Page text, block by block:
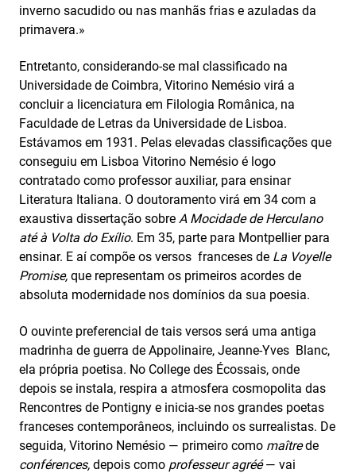
inverno sacudido ou nas manhãs frias e azuladas da
primavera.»
Entretanto, considerando-se mal classificado na
Universidade de Coimbra, Vitorino Nemésio virá a
concluir a licenciatura em Filologia Românica, na
Faculdade de Letras da Universidade de Lisboa.
Estávamos em 1931. Pelas elevadas classificações que
conseguiu em Lisboa Vitorino Nemésio é logo
contratado como professor auxiliar, para ensinar
Literatura Italiana. O doutoramento virá em 34 com a
exaustiva dissertação sobre A Mocidade de Herculano
até à Volta do Exílio. Em 35, parte para Montpellier para
ensinar. E aí compõe os versos franceses de La Voyelle
Promise, que representam os primeiros acordes de
absoluta modernidade nos domínios da sua poesia.
O ouvinte preferencial de tais versos será uma antiga
madrinha de guerra de Appolinaire, Jeanne-Yves Blanc,
ela própria poetisa. No College des Écossais, onde
depois se instala, respira a atmosfera cosmopolita das
Rencontres de Pontigny e inicia-se nos grandes poetas
franceses contemporâneos, incluindo os surrealistas. De
seguida, Vitorino Nemésio — primeiro como maîtrede
conférences, depois como professeur agréé— vai